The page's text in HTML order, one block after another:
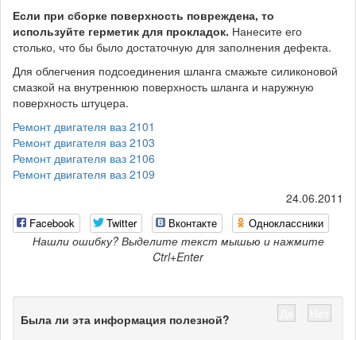
Если при сборке поверхность повреждена, то
используйте герметик для прокладок. Нанесите его
столько, что бы было достаточную для заполнения дефекта.
Для облегчения подсоединения шланга смажьте силиконовой
смазкой на внутреннюю поверхность шланга и наружную
поверхность штуцера.
Ремонт двигателя ваз 2101
Ремонт двигателя ваз 2103
Ремонт двигателя ваз 2106
Ремонт двигателя ваз 2109
24.06.2011
Facebook Twitter Вконтакте Одноклассники
Нашли ошибку? Выделите текст мышью и нажмите
Ctrl+Enter
Была ли эта информация полезной?